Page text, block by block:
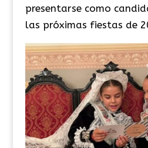
presentarse como
las próximas fiestas de